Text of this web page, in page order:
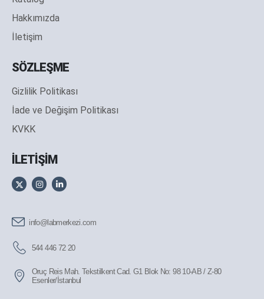
Hakkımızda
İletişim
SÖZLEŞME
Gizlilik Politikası
İade ve Değişim Politikası
KVKK
İLETİŞİM
info@labmerkezi.com
544 446 72 20
Oruç Reis Mah. Tekstilkent Cad. G1 Blok No: 98 10-AB / Z-80
Esenler/İstanbul